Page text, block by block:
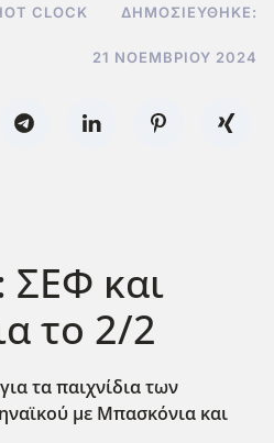
CLOCK ΔΗΜΟΣΙΕΎΘΗΚΕ:
21 ΝΟΕΜΒΡΊΟΥ 2024
ΣΕΦ και
το 2/2
τα παιχνίδια των
με Μπασκόνια και